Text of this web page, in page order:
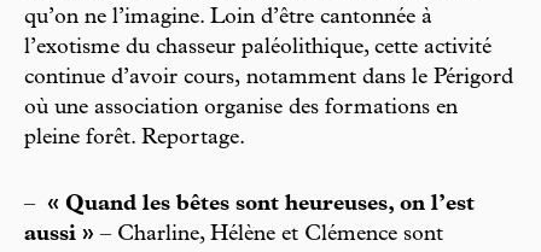
qu’on ne l’imagine. Loin d’être cantonnée à
l’exotisme du chasseur paléolithique, cette activité
continue d’avoir cours, notamment dans le Périgord
où une association organise des formations en
pleine forêt. Reportage.
–
« Quand les bêtes sont heureuses, on l’est
aussi » – Charline, Hélène et Clémence sont